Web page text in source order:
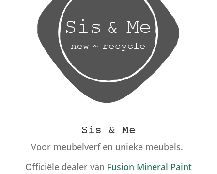
Sis & Me
Voor meubelverf en unieke meubels.
Officiële dealer van Fusion Mineral Paint